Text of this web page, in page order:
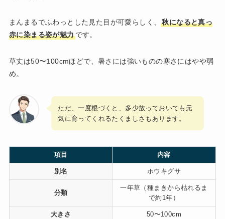
まんまるでふわっとした見た目が可愛らしく、秋になると真っ
赤に染まる姿が魅力です。
草丈は50〜100cmほどで、暑さには強いものの寒さにはやや弱
め。
ただ、一度根づくと、多少放っておいても元
気に育ってくれるたくましさもあります。
項目 内容
別名 ホウキグサ
分類
一年草（種まきから枯れるま
で約1年）
大きさ 50〜100cm